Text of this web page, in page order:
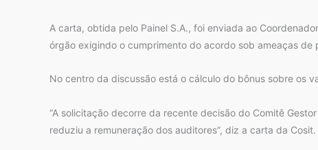
A carta, obtida pelo Painel S.A., foi enviada ao
órgão exigindo o cumprimento do acordo sob ameaças de
No centro da discussão está o cálculo do bônus sobre os
“A solicitação decorre da recente decisão do Comitê
reduziu a remuneração dos auditores”, diz a carta da Cosit.